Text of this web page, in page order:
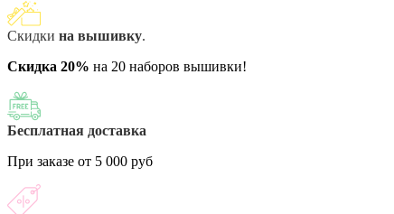
Скидки на вышивку.
Скидка 20% на 20 наборов вышивки!
Бесплатная доставка
При заказе от 5 000 руб